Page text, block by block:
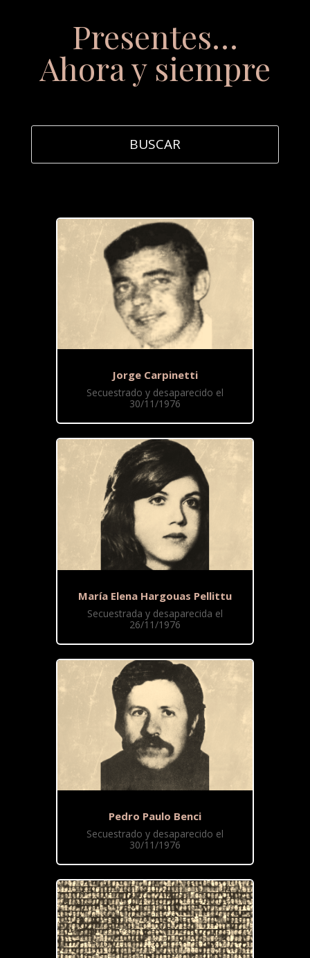
Presentes…
Ahora y siempre
Jorge Carpinetti
Secuestrado y desaparecido el
30/11/1976
María Elena Hargouas Pellittu
Secuestrada y desaparecida el
26/11/1976
Pedro Paulo Benci
Secuestrado y desaparecido el
30/11/1976